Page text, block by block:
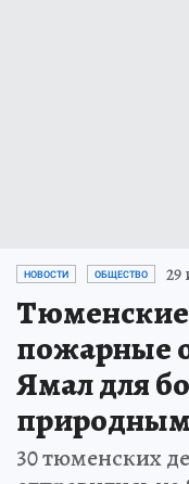
НОВОСТИ ОБЩЕСТВО 29
пожарные
Ямал для
30 тюменских